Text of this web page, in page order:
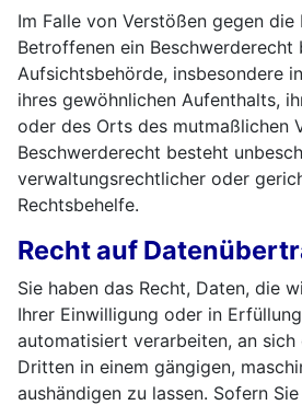
Im Falle von Verstößen gegen die
Betroffenen ein Beschwerderecht
Aufsichtsbehörde, insbesondere
ihres gewöhnlichen Aufenthalts,
oder des Orts des mutmaßlichen
Beschwerderecht besteht
verwaltungsrechtlicher oder
Rechtsbehelfe.
Recht auf
Sie haben das Recht, Daten, die
Ihrer Einwilligung oder in
automatisiert verarbeiten, an sich
Dritten in einem gängigen,
aushändigen zu lassen. Sofern